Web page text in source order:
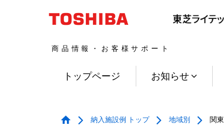
商品情報・お客様サポート
トップページ お知らせ
納入施設例 トップ 地域別 関東